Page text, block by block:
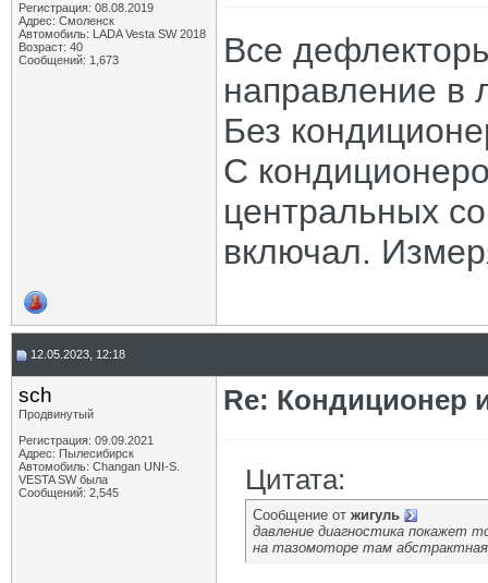
Регистрация: 08.08.2019
Адрес: Смоленск
Автомобиль: LADA Vesta SW 2018
Возраст: 40
Сообщений: 1,673
Все
направление в
Без
С
центральных
включал.
12.05.2023, 12:18
sch
Продвинутый
Регистрация: 09.09.2021
Адрес: Пылесибирск
Автомобиль: Changan UNI-S.
VESTA SW была
Сообщений: 2,545
Re: Кондиционер
Цитата:
Сообщение от жигуль
давление диагностика покажет
на тазомоторе там абстрактная